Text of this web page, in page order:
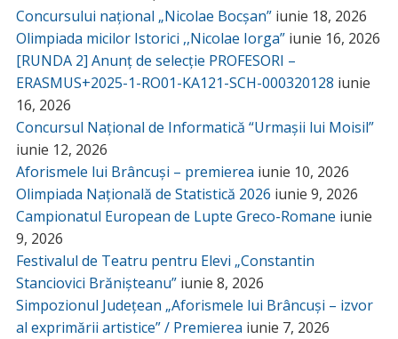
Concursului național „Nicolae Bocșan” iunie 18, 2026
Olimpiada micilor Istorici ,,Nicolae Iorga” iunie 16, 2026
[RUNDA 2] Anunț de selecție PROFESORI –
ERASMUS+2025-1-RO01-KA121-SCH-000320128 iunie
16, 2026
Concursul Național de Informatică “Urmașii lui Moisil”
iunie 12, 2026
Aforismele lui Brâncuși – premierea iunie 10, 2026
Olimpiada Națională de Statistică 2026 iunie 9, 2026
Campionatul European de Lupte Greco-Romane iunie
9, 2026
Festivalul de Teatru pentru Elevi „Constantin
Stanciovici Brănișteanu” iunie 8, 2026
Simpozionul Județean „Aforismele lui Brâncuși – izvor
al exprimării artistice” / Premierea iunie 7, 2026